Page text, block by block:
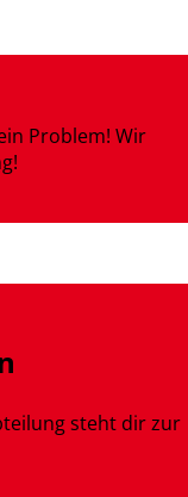
Problem! Wir
steht dir zur